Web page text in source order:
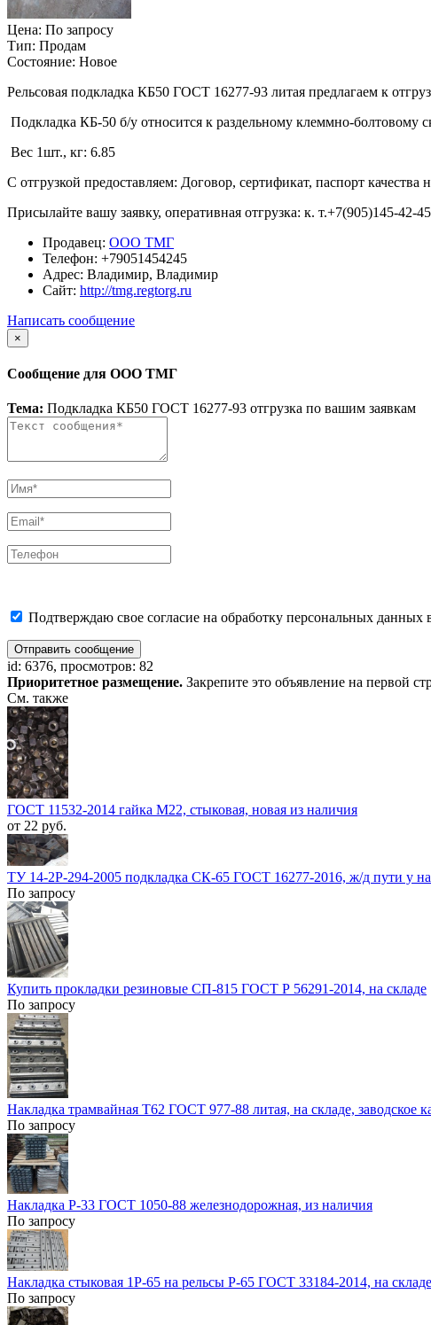
Цена: По запросу
Тип: Продам
Состояние: Новое
Рельсовая подкладка КБ50 ГОСТ 16277-93 литая предлагаем к
Подкладка КБ-50 б/у относится к раздельному клеммно-
Вес 1шт., кг: 6.85
С отгрузкой предоставляем: Договор, сертификат, паспорт качества
Присылайте вашу заявку, оперативная отгрузка: к. т.+7(905)145-42-
Продавец: ООО ТМГ
Телефон: +79051454245
Адрес: Владимир, Владимир
Сайт: http://tmg.regtorg.ru
Написать сообщение
×
Сообщение для ООО ТМГ
Тема: Подкладка КБ50 ГОСТ 16277-93 отгрузка по вашим заявкам
Подтверждаю свое согласие на обработку персональных данных
Отправить сообщение
id: 6376, просмотров: 82
Приоритетное размещение. Закрепите это объявление на первой
См. также
ГОСТ 11532-2014 гайка М22, стыковая, новая из наличия
от 22 руб.
ТУ 14-2Р-294-2005 подкладка СК-65 ГОСТ 16277-2016, ж/д пути у
По запросу
Купить прокладки резиновые СП-815 ГОСТ Р 56291-2014, на складе
По запросу
Накладка трамвайная Т62 ГОСТ 977-88 литая, на складе, заводское
По запросу
Накладка Р-33 ГОСТ 1050-88 железнодорожная, из наличия
По запросу
Накладка стыковая 1Р-65 на рельсы Р-65 ГОСТ 33184-2014, на складе
По запросу